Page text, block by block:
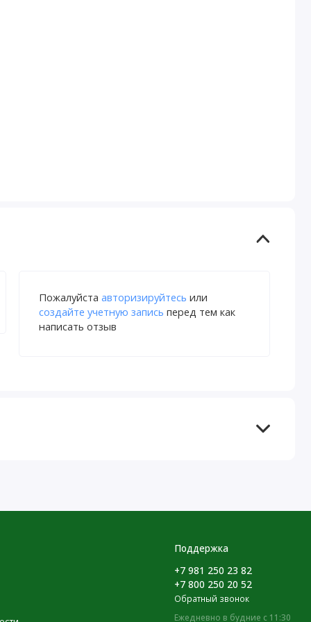
Пожалуйста авторизируйтесь или
создайте учетную запись перед тем как
написать отзыв
Поддержка
+7 981 250 23 82
+7 800 250 20 52
Обратный звонок
Ежедневно в будние с 11:30